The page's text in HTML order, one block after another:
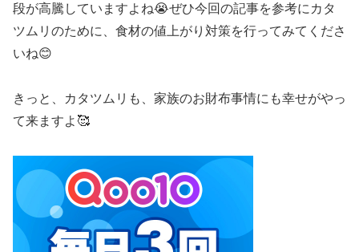
段が高騰していますよね😭ぜひ今回の記事を参考にカタ
ツムリのために、食材の値上がり対策を行ってみてくださ
いね😊
きっと、カタツムリも、家族のお財布事情にも幸せがやっ
て来ますよ🥰